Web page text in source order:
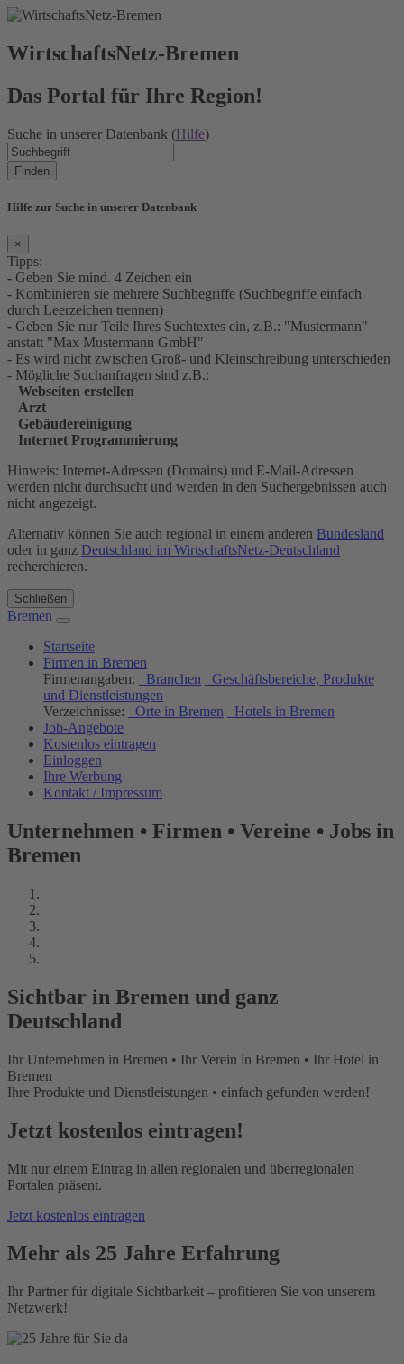
WirtschaftsNetz-Bremen
Das Portal für Ihre Region!
Suche in unserer Datenbank (Hilfe)
Finden
Hilfe zur Suche in unserer Datenbank
×
Tipps:
- Geben Sie mind. 4 Zeichen ein
- Kombinieren sie mehrere Suchbegriffe (Suchbegriffe einfach
durch Leerzeichen trennen)
- Geben Sie nur Teile Ihres Suchtextes ein, z.B.: "Mustermann"
anstatt "Max Mustermann GmbH"
- Es wird nicht zwischen Groß- und Kleinschreibung unterschieden
- Mögliche Suchanfragen sind z.B.:
Webseiten erstellen
Arzt
Gebäudereinigung
Internet Programmierung
Hinweis: Internet-Adressen (Domains) und E-Mail-Adressen
werden nicht durchsucht und werden in den Suchergebnissen auch
nicht angezeigt.
Alternativ können Sie auch regional in einem anderen Bundesland
oder in ganz Deutschland im WirtschaftsNetz-Deutschland
recherchieren.
Schließen
Bremen
Startseite
Firmen in Bremen
Firmenangaben:
Branchen
Geschäftsbereiche, Produkte
und Dienstleistungen
Verzeichnisse:
Orte in Bremen
Hotels in Bremen
Job-Angebote
Kostenlos eintragen
Einloggen
Ihre Werbung
Kontakt / Impressum
Unternehmen • Firmen • Vereine • Jobs in
Bremen
Sichtbar in Bremen und ganz
Deutschland
Ihr Unternehmen in Bremen • Ihr Verein in Bremen • Ihr Hotel in
Bremen
Ihre Produkte und Dienstleistungen • einfach gefunden werden!
Jetzt kostenlos eintragen!
Mit nur einem Eintrag in allen regionalen und überregionalen
Portalen präsent.
Jetzt kostenlos eintragen
Mehr als 25 Jahre Erfahrung
Ihr Partner für digitale Sichtbarkeit – profitieren Sie von unserem
Netzwerk!